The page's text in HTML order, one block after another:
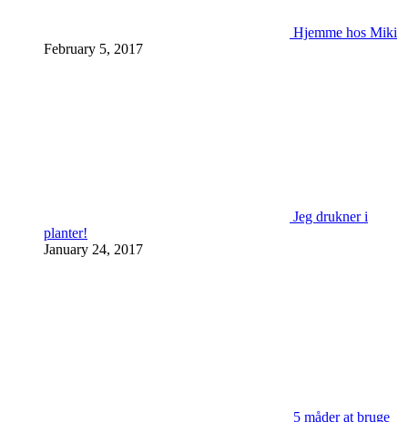
Hjemme hos Miki
February 5, 2017
Jeg drukner i
planter!
January 24, 2017
5 måder at bruge